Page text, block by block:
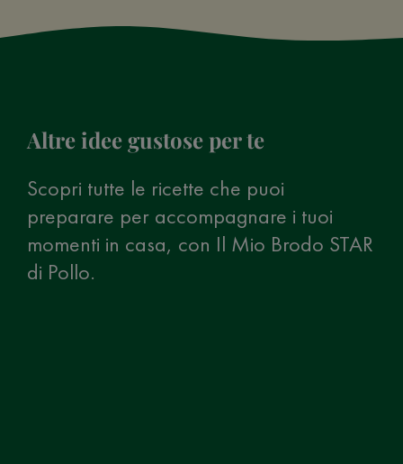
Altre idee gustose per te
Scopri tutte le ricette che puoi
preparare per accompagnare i tuoi
momenti in casa, con Il Mio Brodo STAR
di Pollo.